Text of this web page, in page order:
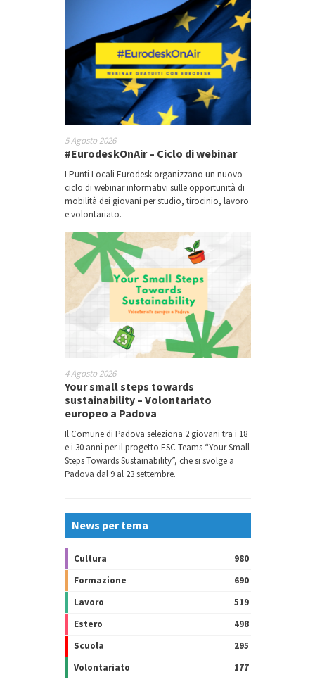
5 Agosto 2026
#EurodeskOnAir – Ciclo di webinar
I Punti Locali Eurodesk organizzano un nuovo
ciclo di webinar informativi sulle opportunità di
mobilità dei giovani per studio, tirocinio, lavoro
e volontariato.
4 Agosto 2026
Your small steps towards
sustainability – Volontariato
europeo a Padova
Il Comune di Padova seleziona 2 giovani tra i 18
e i 30 anni per il progetto ESC Teams “Your Small
Steps Towards Sustainability”, che si svolge a
Padova dal 9 al 23 settembre.
News per tema
Cultura
980
Formazione
690
Lavoro
519
Estero
498
Scuola
295
Volontariato
177